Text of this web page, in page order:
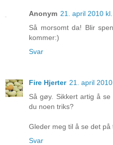
Anonym 21. april 2010
Så morsomt da! Blir
kommer:)
Svar
Fire Hjerter 21. april
Så gøy. Sikkert artig å
du noen triks?
Gleder meg til å se det på
Svar